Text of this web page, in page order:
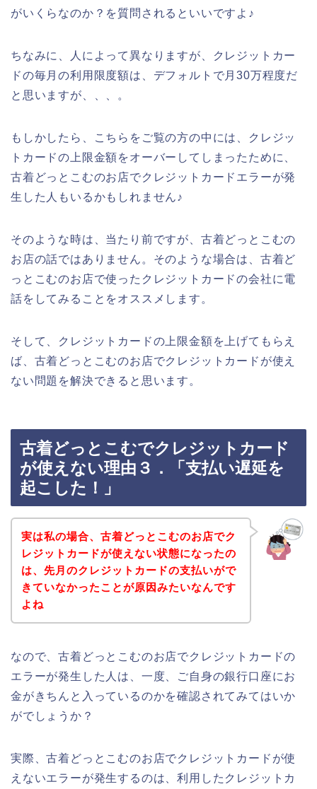
がいくらなのか？を質問されるといいですよ♪
ちなみに、人によって異なりますが、クレジットカー
ドの毎月の利用限度額は、デフォルトで月30万程度だ
と思いますが、、、。
もしかしたら、こちらをご覧の方の中には、クレジッ
トカードの上限金額をオーバーしてしまったために、
古着どっとこむのお店でクレジットカードエラーが発
生した人もいるかもしれません♪
そのような時は、当たり前ですが、古着どっとこむの
お店の話ではありません。そのような場合は、古着ど
っとこむのお店で使ったクレジットカードの会社に電
話をしてみることをオススメします。
そして、クレジットカードの上限金額を上げてもらえ
ば、古着どっとこむのお店でクレジットカードが使え
ない問題を解決できると思います。
古着どっとこむでクレジットカード
が使えない理由３．「支払い遅延を
起こした！」
実は私の場合、古着どっとこむのお店でク
レジットカードが使えない状態になったの
は、先月のクレジットカードの支払いがで
きていなかったことが原因みたいなんです
よね
なので、古着どっとこむのお店でクレジットカードの
エラーが発生した人は、一度、ご自身の銀行口座にお
金がきちんと入っているのかを確認されてみてはいか
がでしょうか？
実際、古着どっとこむのお店でクレジットカードが使
えないエラーが発生するのは、利用したクレジットカ